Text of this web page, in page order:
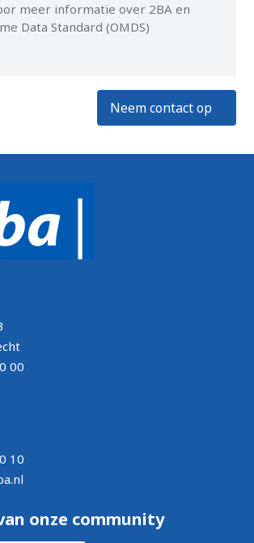
meer informatie over 2BA en
Data Standard (OMDS)
Neem contact op
00
10
onze community